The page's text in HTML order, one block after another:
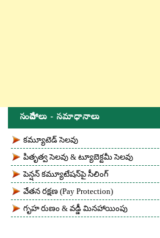
సందేహాలు - సమాధానాలు
కమ్యూటెడ్ సెలవు
పితృత్వ సెలవు & ట్యూబెక్టమీ సెలవు
పెన్షన్ కమ్యూటేషన్‌పై సీలింగ్
వేతన రక్షణ (Pay Protection)
గృహ రుణం & వడ్డీ మినహాయింపు